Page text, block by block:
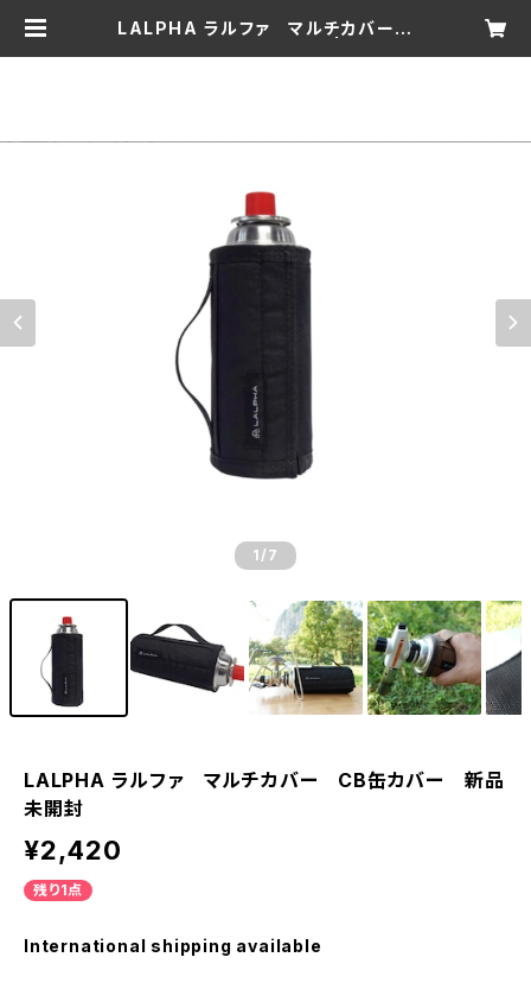
LALPHA ラルファ マルチカバー
1 /7
LALPHA ラルファ マルチカバー CB缶カバー 新品
未開封
¥2,420
残り1点
International shipping available